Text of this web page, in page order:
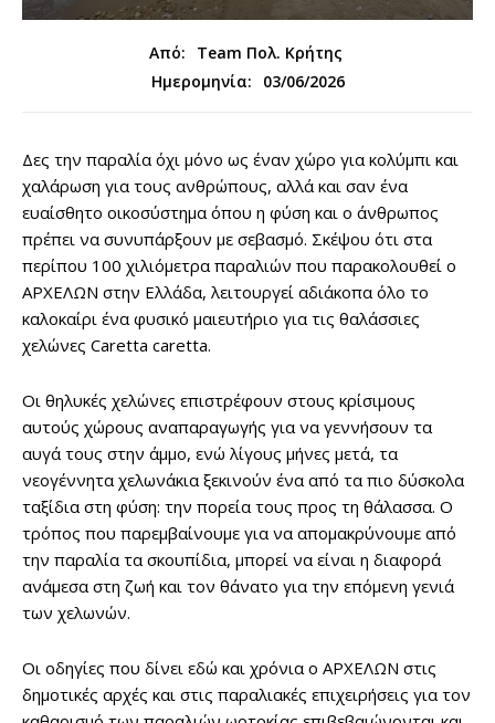
Από:
Team Πολ. Κρήτης
Ημερομηνία:
03/06/2026
Δες την παραλία όχι μόνο ως έναν χώρο για κολύμπι και
χαλάρωση για τους ανθρώπους, αλλά και σαν ένα
ευαίσθητο οικοσύστημα όπου η φύση και ο άνθρωπος
πρέπει να συνυπάρξουν με σεβασμό. Σκέψου ότι στα
περίπου 100 χιλιόμετρα παραλιών που παρακολουθεί ο
ΑΡΧΕΛΩΝ στην Ελλάδα, λειτουργεί αδιάκοπα όλο το
καλοκαίρι ένα φυσικό μαιευτήριο για τις θαλάσσιες
χελώνες Caretta caretta.
Οι θηλυκές χελώνες επιστρέφουν στους κρίσιμους
αυτούς χώρους αναπαραγωγής για να γεννήσουν τα
αυγά τους στην άμμο, ενώ λίγους μήνες μετά, τα
νεογέννητα χελωνάκια ξεκινούν ένα από τα πιο δύσκολα
ταξίδια στη φύση: την πορεία τους προς τη θάλασσα. Ο
τρόπος που παρεμβαίνουμε για να απομακρύνουμε από
την παραλία τα σκουπίδια, μπορεί να είναι η διαφορά
ανάμεσα στη ζωή και τον θάνατο για την επόμενη γενιά
των χελωνών.
Οι οδηγίες που δίνει εδώ και χρόνια ο ΑΡΧΕΛΩΝ στις
δημοτικές αρχές και στις παραλιακές επιχειρήσεις για τον